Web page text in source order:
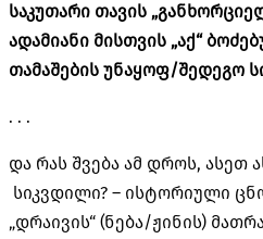
საკუთარი თავის „
ადამიანი მისთვის „აქ“
თამაშების უნაყოფ/შედეგო
. . .
და რას შვება ამ დროს, ასეთ
სიკვდილი? – ისტორიული
„დრაივის“ (ნება/ჟინის)